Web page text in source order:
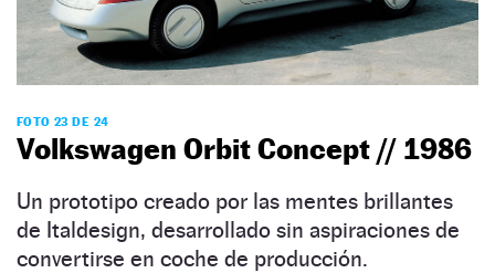
FOTO 23 DE 24
Volkswagen Orbit Concept // 1986
Un prototipo creado por las mentes brillantes
de Italdesign, desarrollado sin aspiraciones de
convertirse en coche de producción.